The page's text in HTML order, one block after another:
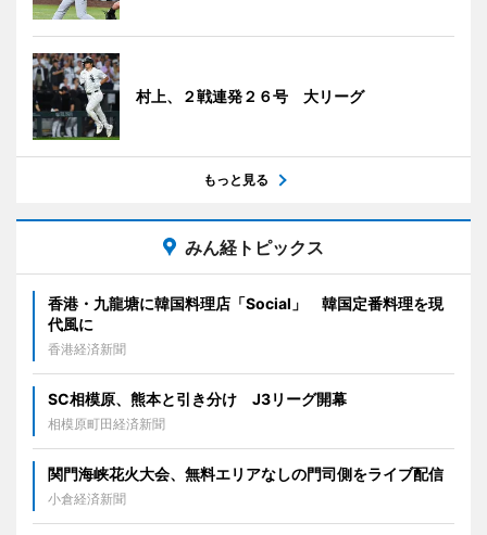
村上、２戦連発２６号 大リーグ
もっと見る
みん経トピックス
香港・九龍塘に韓国料理店「Social」 韓国定番料理を現
代風に
香港経済新聞
SC相模原、熊本と引き分け J3リーグ開幕
相模原町田経済新聞
関門海峡花火大会、無料エリアなしの門司側をライブ配信
小倉経済新聞